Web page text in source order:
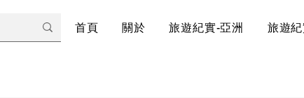
首頁 關於 旅遊紀實-亞洲 旅遊